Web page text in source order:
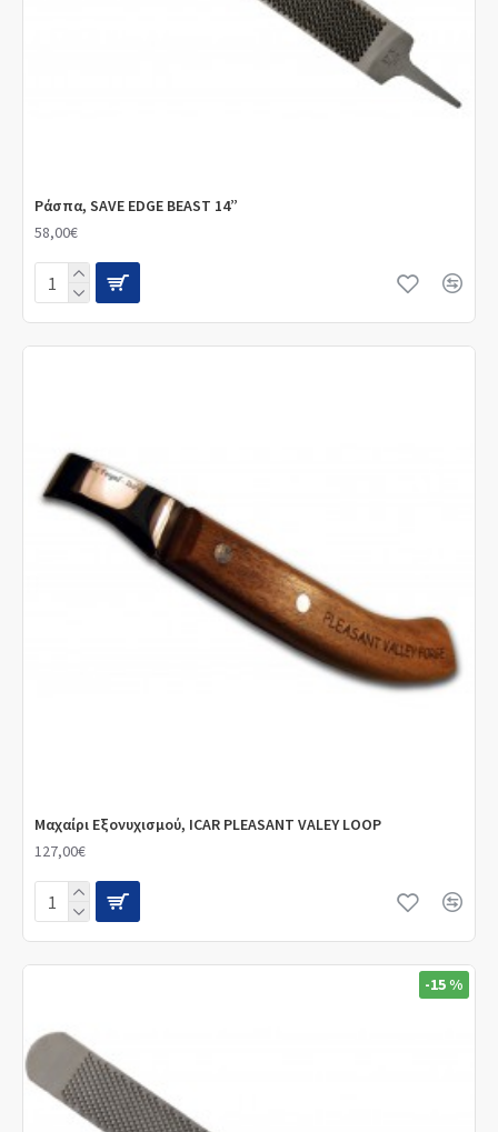
Ράσπα, SAVE EDGE BEAST 14”
58,00€
Μαχαίρι Εξονυχισμού, ICAR PLEASANT VALEY LOOP
127,00€
-15 %